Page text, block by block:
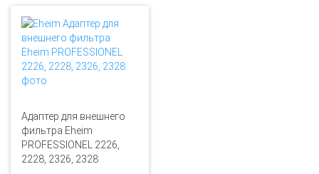
Адаптер для внешнего
фильтра Eheim
PROFESSIONEL 2226,
2228, 2326, 2328